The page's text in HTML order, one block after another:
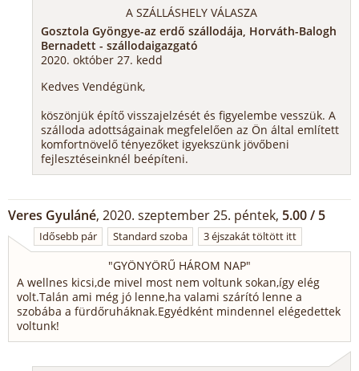
A SZÁLLÁSHELY VÁLASZA
Gosztola Gyöngye-az erdő szállodája, Horváth-Balogh
Bernadett - szállodaigazgató
2020. október 27. kedd
Kedves Vendégünk,
köszönjük építő visszajelzését és figyelembe vesszük. A
szálloda adottságainak megfelelően az Ön által említett
komfortnövelő tényezőket igyekszünk jövőbeni
fejlesztéseinknél beépíteni.
Veres Gyuláné, 2020. szeptember 25. péntek, 5.00 / 5
Idősebb pár Standard szoba 3 éjszakát töltött itt
"GYÖNYÖRŰ HÁROM NAP"
A wellnes kicsi,de mivel most nem voltunk sokan,így elég
volt.Talán ami még jó lenne,ha valami szárító lenne a
szobába a fürdőruháknak.Egyédként mindennel elégedettek
voltunk!